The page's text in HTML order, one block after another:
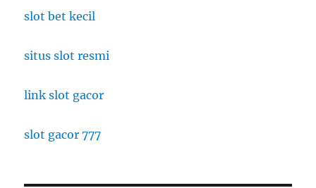
slot bet kecil
situs slot resmi
link slot gacor
slot gacor 777